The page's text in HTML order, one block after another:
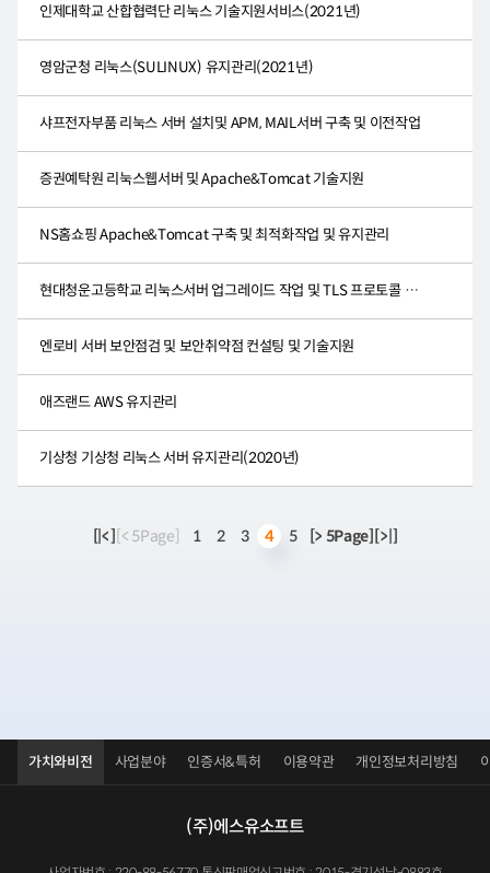
인제대학교 산합협력단 리눅스 기술지원서비스(2021년)
영암군청 리눅스(SULINUX) 유지관리(2021년)
샤프전자부품 리눅스 서버 설치및 APM, MAIL서버 구축 및 이전작업
증권예탁원 리눅스웹서버 및 Apache&Tomcat 기술지원
NS홈쇼핑 Apache&Tomcat 구축 및 최적화작업 및 유지관리
현대청운고등학교 리눅스서버 업그레이드 작업 및 TLS 프로토콜 작업
엔로비 서버 보안점검 및 보안취약점 컨설팅 및 기술지원
애즈랜드 AWS 유지관리
기상청 기상청 리눅스 서버 유지관리(2020년)
[|<] [< 5Page] 1 2 3 4 5 [> 5Page] [>|]
가치와비전 사업분야 인증서&특허 이용약관 개인정보처리방침
(주)에스유소프트